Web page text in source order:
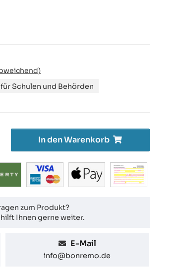
Schulen und Behörden
In den Warenkorb
zum Produkt?
Ihnen gerne weiter.
E-Mail
info@bonremo.de